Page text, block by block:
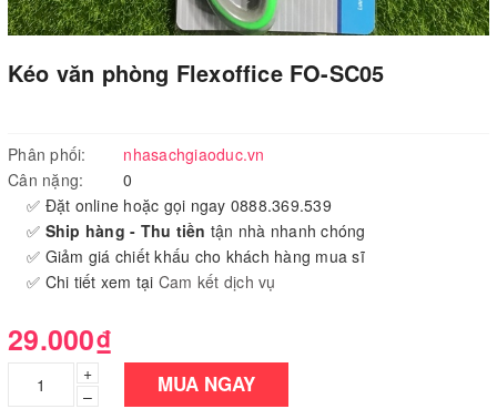
Kéo văn phòng Flexoffice FO-SC05
Phân phối:
nhasachgiaoduc.vn
Cân nặng:
0
✅ Đặt online hoặc gọi ngay 0888.369.539
✅ Ship hàng - Thu tiền tận nhà nhanh chóng
✅ Giảm giá chiết khấu cho khách hàng mua sĩ
✅ Chi tiết xem tại Cam kết dịch vụ
29.000₫
+
–
MUA NGAY